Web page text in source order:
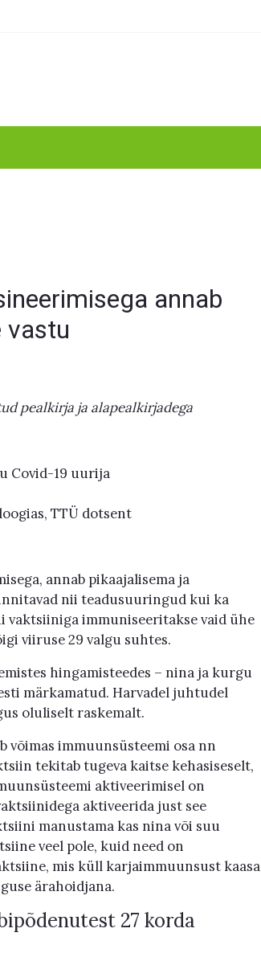
annab
vastu
pealkirja ja alapealkirjadega
Covid-19 uurija
TTÜ dotsent
annab pikaajalisema ja
nii teadusuuringud kui ka
vaktsiiniga immuniseeritakse vaid ühe
viiruse 29 valgu suhtes.
hingamisteedes – nina ja kurgu
märkamatud. Harvadel juhtudel
oluliselt raskemalt.
võimas immuunsüsteemi osa nn
tekitab tugeva kaitse kehasiseselt,
aktiveerimisel on
aktiveerida just see
manustama kas nina või suu
veel pole, kuid need on
mis küll karjaimmuunsust kaasa
ärahoidjana.
27 korda